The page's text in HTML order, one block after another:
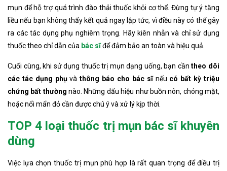
mụn để hỗ trợ quá trình đào thải thuốc khỏi cơ thể. Đừng tự ý tăng
liều nếu bạn không thấy kết quả ngay lập tức, vì điều này có thể gây
ra các tác dụng phụ nghiêm trọng. Hãy kiên nhẫn và chỉ sử dụng
thuốc theo chỉ dẫn của bác sĩđể đảm bảo an toàn và hiệu quả.
Cuối cùng, khi sử dụng thuốc trị mụn dạng uống, bạn cầntheo dõi
các tác dụng phụvàthông báo cho bác sĩnếu có bất kỳ triệu
chứng bất thường nào. Những dấu hiệu như buồn nôn, chóng mặt,
hoặc nổi mẩn đỏ cần được chú ý và xử lý kịp thời.
TOP 4 loại thuốc trị mụn bác sĩ khuyên
dùng​
Việc lựa chọn thuốc trị mụn phù hợp là rất quan trọng để điều trị